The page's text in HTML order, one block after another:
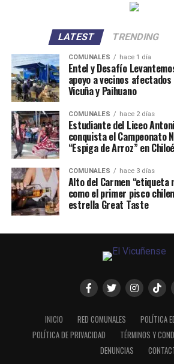
LATEST TRENDING
COMUNALES hace 1 día
Entel y Desafío
apoyo a vecinos
Vicuña y Paihuano
COMUNALES hace 2 días
Estudiante del Liceo
conquista el Campeonato
“Espiga de Arroz” en Chiloé
COMUNALES hace 3 días
Alto del Carmen “etiqueta
como el primer pisco
estrella Great Taste
INICIO RED COMUNALES
POLÍTICA
POLÍTICA DE PRIVACIDAD
TÉRMINOS Y
DENUNCIAS